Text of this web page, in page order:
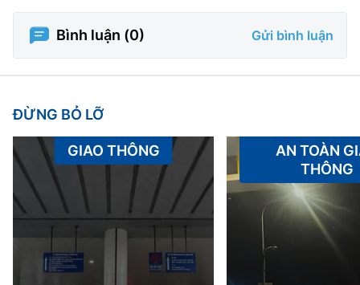
Tổng biên tập: Nguyễn Thị Hồng Nga
Hotline:
Quảng cáo và Phát hành:
Email:bandoc@baoxaydung.vn
Cấm sao chép dưới mọi hình thức nếu không có sự
chấp thuận bằng văn bản.
Bình luận (0) Gửi bình luận
ĐỪNG BỎ LỠ
GIAO THÔNG
AN TOÀN
THÔNG